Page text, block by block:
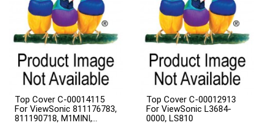
Top Cover C-00014115
For ViewSonic 811176783,
811190718, M1MINI,
Top Cover C-00012913
For ViewSonic L3684-
0000, LS810